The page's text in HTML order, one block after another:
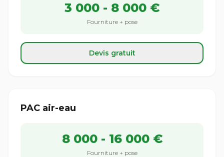
3 000 - 8 000 €
Fourniture + pose
Devis gratuit
PAC air-eau
8 000 - 16 000 €
Fourniture + pose